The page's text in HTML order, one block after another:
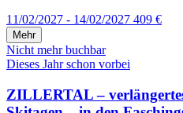
11/02/2027 - 14/02/2027 409 €
Mehr
Nicht mehr buchbar
Dieses Jahr schon vorbei
ZILLERTAL –